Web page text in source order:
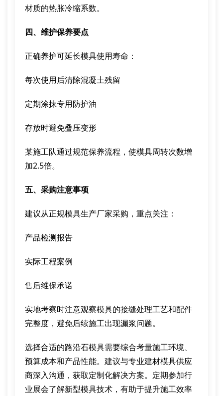
材质的热胀冷缩系数。
四、维护保养要点
正确养护可延长模具使用寿命：
每次使用后清除混凝土残留
定期涂抹专用防护油
存放时避免叠压变形
某施工队通过规范保养流程，使模具周转次数增
加2.5倍。
五、采购注意事项
建议从正规模具生产厂家采购，重点关注：
产品检测报告
实际工程案例
售后维保承诺
实地考察时注意观察模具的接缝处理工艺和配件
完整度，避免后续施工出现漏浆问题。
选择合适的路沿石模具需要综合考量施工环境、
预算成本和产品性能。建议与专业建材模具供应
商深入沟通，获取定制化解决方案。定期参加行
业展会了解新型模具技术，有助于提升施工效率